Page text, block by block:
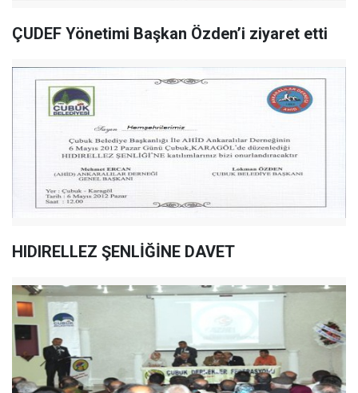
ÇUDEF Yönetimi Başkan Özden’i ziyaret etti
HIDIRELLEZ ŞENLİĞİNE DAVET